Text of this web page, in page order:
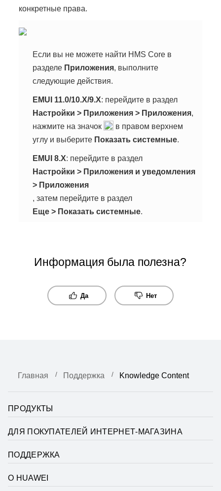
конкретные права.
Если вы не можете найти HMS Core в
разделе Приложения, выполните
следующие действия.
EMUI 11.0/10.X/9.X: перейдите в раздел
Настройки > Приложения > Приложения,
нажмите на значок
в правом верхнем
углу и выберите Показать системные.
EMUI 8.X: перейдите в раздел
Настройки > Приложения и уведомления
> Приложения
, затем перейдите в раздел
Еще > Показать системные.
Информация была полезна?
Да Нет
Главная Поддержка Knowledge Content
ПРОДУКТЫ
ДЛЯ ПОКУПАТЕЛЕЙ ИНТЕРНЕТ-МАГАЗИНА
ПОДДЕРЖКА
О HUAWEI